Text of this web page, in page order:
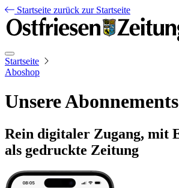
Startseite zurück zur Startseite
Startseite
Aboshop
Unsere Abonnements
Rein digitaler Zugang, mit
als gedruckte Zeitung